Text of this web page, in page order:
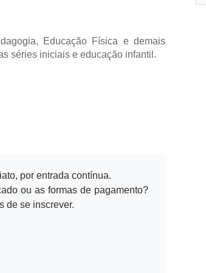
Educação Física e demais
séries iniciais e educação infantil.
por entrada contínua.
ou as formas de pagamento?
de se inscrever.